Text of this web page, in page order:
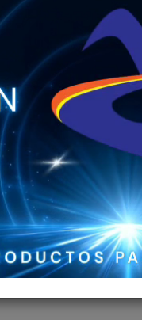
JOSE
4º, 4º DOBLES
34 años
TOUR TENIS
459º
433º
133º
Sin Info
Sin Info
Sin Info